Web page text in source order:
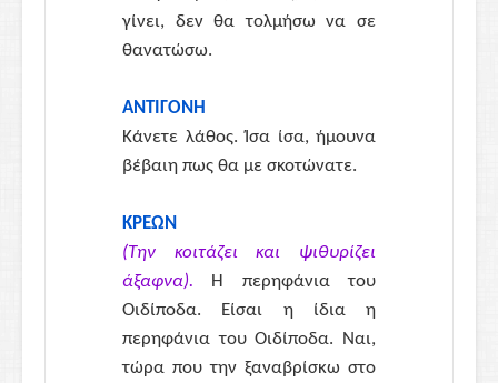
γίνει, δεν θα τολμήσω να σε
θανατώσω.
ΑΝΤΙΓΟΝΗ
Κάνετε λάθος. Ίσα ίσα, ήμουνα
βέβαιη πως θα με σκοτώνατε.
ΚΡΕΩΝ
(Την κοιτάζει και ψιθυρίζει
άξαφνα). Η περηφάνια του
Οιδίποδα. Είσαι η ίδια η
περηφάνια του Οιδίποδα. Ναι,
τώρα που την ξαναβρίσκω στο